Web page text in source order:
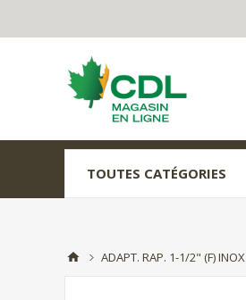
TOUTES CATÉGORIES
ADAPT. RAP. 1-1/2" (F) INOX